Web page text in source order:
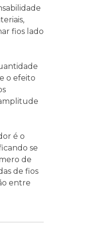
fios lado
o efeito
é o
se
de
de fios
entre